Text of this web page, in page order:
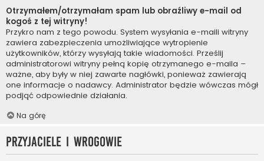
Otrzymałem/otrzymałam spam lub obraźliwy e-mail od
kogoś z tej witryny!
Przykro nam z tego powodu. System wysyłania e-maili witryny
zawiera zabezpieczenia umożliwiające wytropienie
użytkowników, którzy wysyłają takie wiadomości. Prześlij
administratorowi witryny pełną kopię otrzymanego e-maila –
ważne, aby były w niej zawarte nagłówki, ponieważ zawierają
one informacje o nadawcy. Administrator będzie wówczas mógł
podjąć odpowiednie działania.
Na górę
Przyjaciele i wrogowie